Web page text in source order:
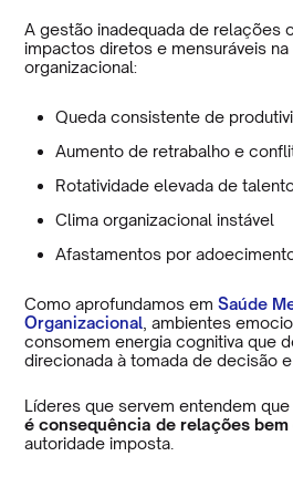
A gestão inadequada de relações
impactos diretos e mensuráveis
organizacional:
Queda consistente de
Aumento de retrabalho e
Rotatividade elevada de
Clima organizacional instável
Afastamentos por
Como aprofundamos emSaúde
Organizacional , ambientes
consomem energia cognitiva que
direcionada à tomada de decisão e
Líderes que servem entendem
é consequência de relações
autoridade imposta.